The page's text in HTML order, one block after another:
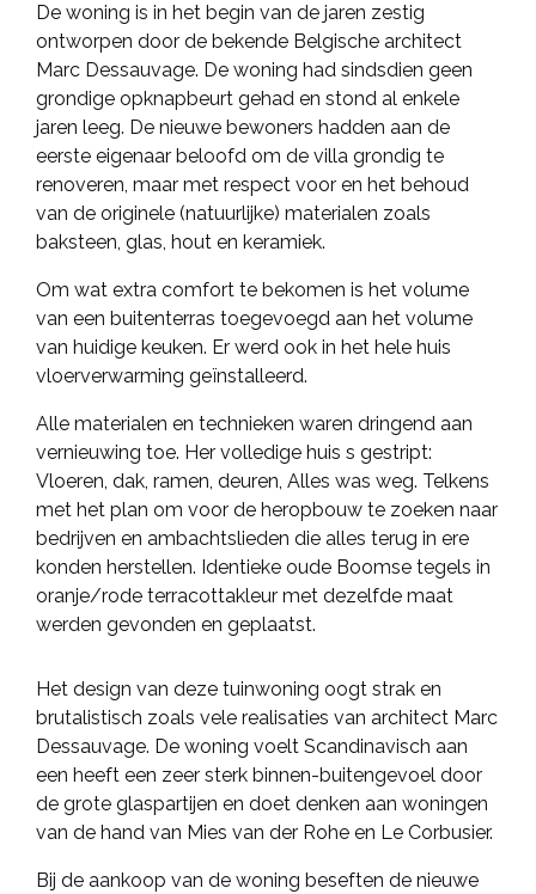
De woning is in het begin van de jaren zestig
ontworpen door de bekende Belgische architect
Marc Dessauvage. De woning had sindsdien geen
grondige opknapbeurt gehad en stond al enkele
jaren leeg. De nieuwe bewoners hadden aan de
eerste eigenaar beloofd om de villa grondig te
renoveren, maar met respect voor en het behoud
van de originele (natuurlijke) materialen zoals
baksteen, glas, hout en keramiek.
Om wat extra comfort te bekomen is het volume
van een buitenterras toegevoegd aan het volume
van huidige keuken. Er werd ook in het hele huis
vloerverwarming geïnstalleerd.
Alle materialen en technieken waren dringend aan
vernieuwing toe. Her volledige huis s gestript:
Vloeren, dak, ramen, deuren, Alles was weg. Telkens
met het plan om voor de heropbouw te zoeken naar
bedrijven en ambachtslieden die alles terug in ere
konden herstellen. Identieke oude Boomse tegels in
oranje/rode terracottakleur met dezelfde maat
werden gevonden en geplaatst.
Het design van deze tuinwoning oogt strak en
brutalistisch zoals vele realisaties van architect Marc
Dessauvage. De woning voelt Scandinavisch aan
een heeft een zeer sterk binnen-buitengevoel door
de grote glaspartijen en doet denken aan woningen
van de hand van Mies van der Rohe en Le Corbusier.
Bij de aankoop van de woning beseften de nieuwe